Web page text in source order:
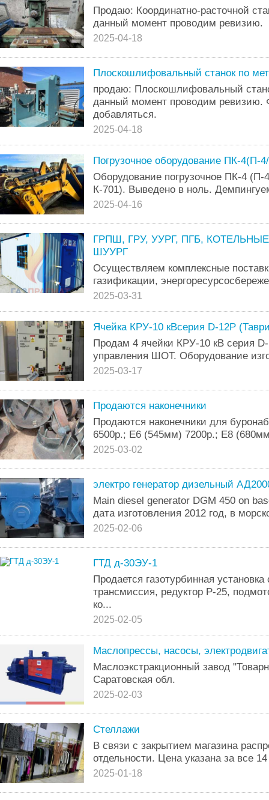
Продаю: Координатно-расточной
данный момент проводим ревизию.
2025-04-18
Плоскошлифовальный станок по
продаю: Плоскошлифовальный
данный момент проводим ревизию.
добавляться.
2025-04-18
Погрузочное оборудование ПК-4(П-
Оборудование погрузочное ПК-4
К-701). Выведено в ноль.
2025-04-16
ГРПШ, ГРУ, УУРГ, ПГБ,
ШУУРГ
Осуществляем комплексные
газификации,
2025-03-31
Ячейка КРУ-10 кВсерия D-12P
Продам 4 ячейки КРУ-10 кВ серия
управления ШОТ. Оборудование
2025-03-17
Продаются наконечники
Продаются наконечники для
6500р.; Е6 (545мм) 7200р.; Е8
2025-03-02
электро генератор дизельный
Main diesel generator DGM 450 on
дата изготовления 2012 год, в
2025-02-06
ГТД д-30ЭУ-1
Продается газотурбинная
трансмиссия, редуктор Р-25,
ко...
2025-02-05
Маслопрессы, насосы,
Маслоэкстракционный завод
Саратовская обл.
2025-02-03
Стеллажи
В связи с закрытием магазина
отдельности. Цена указана за все
2025-01-18